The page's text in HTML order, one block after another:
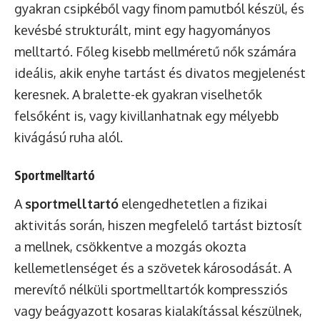
gyakran csipkéből vagy finom pamutból készül, és
kevésbé strukturált, mint egy hagyományos
melltartó. Főleg kisebb mellméretű nők számára
ideális, akik enyhe tartást és divatos megjelenést
keresnek. A bralette-ek gyakran viselhetők
felsőként is, vagy kivillanhatnak egy mélyebb
kivágású ruha alól.
Sportmelltartó
A sportmelltartó elengedhetetlen a fizikai
aktivitás során, hiszen megfelelő tartást biztosít
a mellnek, csökkentve a mozgás okozta
kellemetlenséget és a szövetek károsodását. A
merevítő nélküli sportmelltartók kompressziós
vagy beágyazott kosaras kialakítással készülnek,